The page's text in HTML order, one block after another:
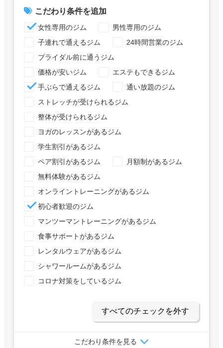
こだわり条件を追加
女性専用のジム
男性専用のジム
子連れで通えるジム
24時間営業のジム
ブライダル前に通うジム
価格が安いジム
エステもできるジム
手ぶらで通えるジム
通い放題のジム
ストレッチが受けられるジム
整体が受けられるジム
ヨガのレッスンがあるジム
学生割引があるジム
ペア割引があるジム
月額制があるジム
無料体験があるジム
オンライントレーニングがあるジム
初心者歓迎のジム
マンツーマントレーニングがあるジム
食事サポートがあるジム
レンタルウェアがあるジム
シャワールームがあるジム
コロナ対策をしているジム
すべてのチェックを外す
こだわり条件を見る